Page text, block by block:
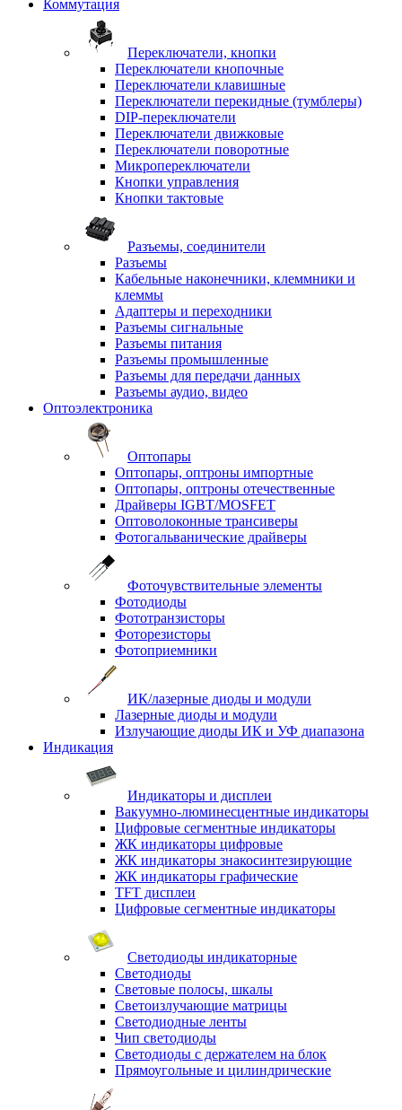
Коммутация
Переключатели, кнопки
Переключатели кнопочные
Переключатели клавишные
Переключатели перекидные (тумблеры)
DIP-переключатели
Переключатели движковые
Переключатели поворотные
Микропереключатели
Кнопки управления
Кнопки тактовые
Разъемы, соединители
Разъемы
Кабельные наконечники, клеммники и
клеммы
Адаптеры и переходники
Разъемы сигнальные
Разъемы питания
Разъемы промышленные
Разъемы для передачи данных
Разъемы аудио, видео
Оптоэлектроника
Оптопары
Оптопары, оптроны импортные
Оптопары, оптроны отечественные
Драйверы IGBT/MOSFET
Оптоволоконные трансиверы
Фотогальванические драйверы
Фоточувствительные элементы
Фотодиоды
Фототранзисторы
Фоторезисторы
Фотоприемники
ИК/лазерные диоды и модули
Лазерные диоды и модули
Излучающие диоды ИК и УФ диапазона
Индикация
Индикаторы и дисплеи
Вакуумно-люминесцентные индикаторы
Цифровые сегментные индикаторы
ЖК индикаторы цифровые
ЖК индикаторы знакосинтезирующие
ЖК индикаторы графические
TFT дисплеи
Цифровые сегментные индикаторы
Светодиоды индикаторные
Светодиоды
Световые полосы, шкалы
Светоизлучающие матрицы
Светодиодные ленты
Чип светодиоды
Светодиоды с держателем на блок
Прямоугольные и цилиндрические